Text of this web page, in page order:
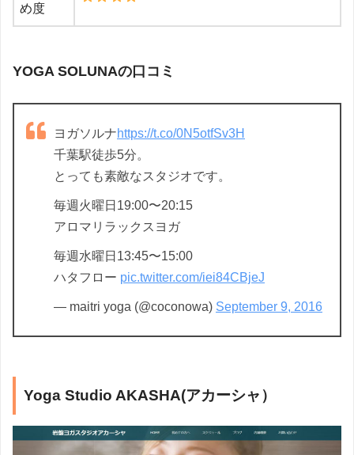
め度
YOGA SOLUNAの口コミ
ヨガソルナhttps://t.co/0N5otfSv3H
千葉駅徒歩5分。
とっても素敵なスタジオです。
毎週火曜日19:00〜20:15
アロマリラックスヨガ
毎週水曜日13:45〜15:00
ハタフロー pic.twitter.com/iei84CBjeJ
— maitri yoga (@coconowa) September 9, 2016
Yoga Studio AKASHA(アカーシャ）